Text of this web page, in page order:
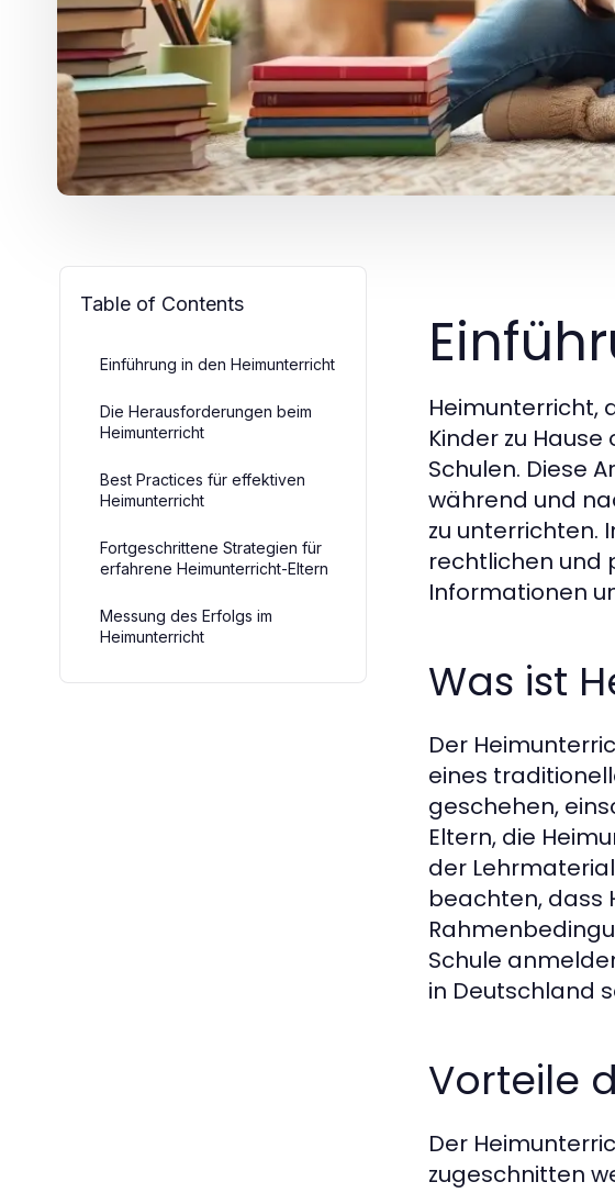
Table of Contents
Einführung in den Heimunterricht
Die Herausforderungen beim
Heimunterricht
Best Practices für effektiven
Heimunterricht
Fortgeschrittene Strategien für
erfahrene Heimunterricht-Eltern
Messung des Erfolgs im
Heimunterricht
Heimunterricht,
Kinder zu
Schulen. Diese
während und
zu unterrichten.
rechtlichen und
Informationen
Was ist
Der
eines
geschehen,
Eltern, die
der
beachten, dass
Schule
in Deutschland
Vorteile
Der
zugeschnitten